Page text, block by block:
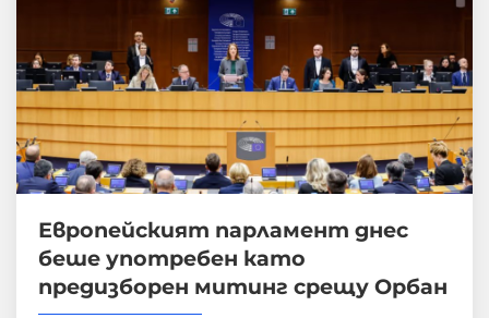
Европейският парламент днес
беше употребен като
предизборен митинг срещу Орбан